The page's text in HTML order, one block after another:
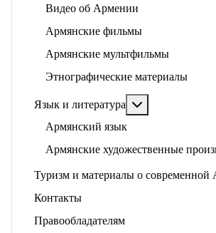
Видео об Армении
Армянские фильмы
Армянские мультфильмы
Этнографические материалы
Язык и литература
Армянский язык
Армянские художественные
Туризм и материалы о современной
Контакты
Правообладателям